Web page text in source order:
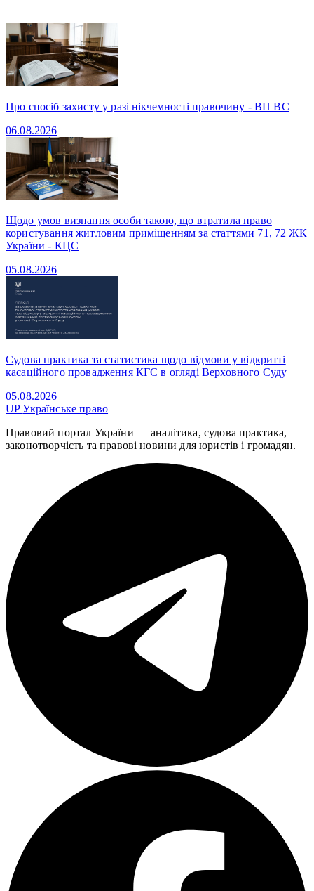
—
Про спосіб захисту у разі нікчемності правочину - ВП ВС
06.08.2026
Щодо умов визнання особи такою, що втратила право
користування житловим приміщенням за статтями 71, 72 ЖК
України - КЦС
05.08.2026
Судова практика та статистика щодо відмови у відкритті
касаційного провадження КГС в огляді Верховного Суду
05.08.2026
UPУкраїнське право
Правовий портал України — аналітика, судова практика,
законотворчість та правові новини для юристів і громадян.